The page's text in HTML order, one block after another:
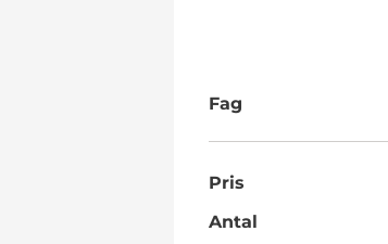
Fag
Pris
Antal